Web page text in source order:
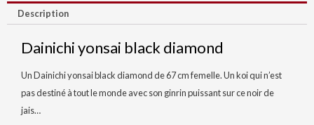
Description
Dainichi yonsai black diamond
Un Dainichi yonsai black diamond de 67 cm femelle. Un koi qui n’est
pas destiné à tout le monde avec son ginrin puissant sur ce noir de
jais…